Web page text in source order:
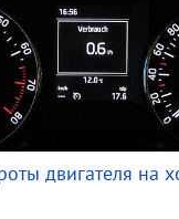
двигателя на